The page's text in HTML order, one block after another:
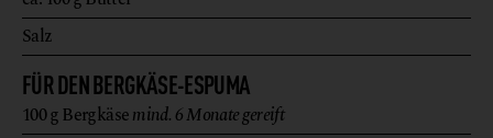
Salz
FÜR DEN BERGKÄSE-ESPUMA
100g Bergkäsemind. 6 Monate gereift